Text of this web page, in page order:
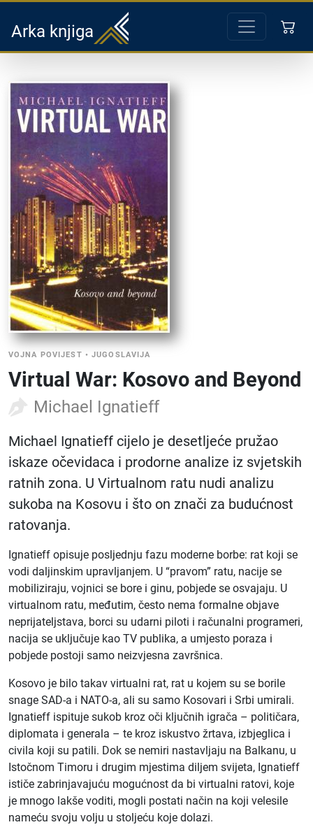
Arka knjiga
VOJNA POVIJEST •JUGOSLAVIJA
Virtual War: Kosovo and Beyond
Michael Ignatieff
Michael Ignatieff cijelo je desetljeće pružao
iskaze očevidaca i prodorne analize iz svjetskih
ratnih zona. U Virtualnom ratu nudi analizu
sukoba na Kosovu i što on znači za budućnost
ratovanja.
Ignatieff opisuje posljednju fazu moderne borbe: rat koji se
vodi daljinskim upravljanjem. U “pravom” ratu, nacije se
mobiliziraju, vojnici se bore i ginu, pobjede se osvajaju. U
virtualnom ratu, međutim, često nema formalne objave
neprijateljstava, borci su udarni piloti i računalni programeri,
nacija se uključuje kao TV publika, a umjesto poraza i
pobjede postoji samo neizvjesna završnica.
Kosovo je bilo takav virtualni rat, rat u kojem su se borile
snage SAD-a i NATO-a, ali su samo Kosovari i Srbi umirali.
Ignatieff ispituje sukob kroz oči ključnih igrača – političara,
diplomata i generala – te kroz iskustvo žrtava, izbjeglica i
civila koji su patili. Dok se nemiri nastavljaju na Balkanu, u
Istočnom Timoru i drugim mjestima diljem svijeta, Ignatieff
ističe zabrinjavajuću mogućnost da bi virtualni ratovi, koje
je mnogo lakše voditi, mogli postati način na koji velesile
nameću svoju volju u stoljeću koje dolazi.